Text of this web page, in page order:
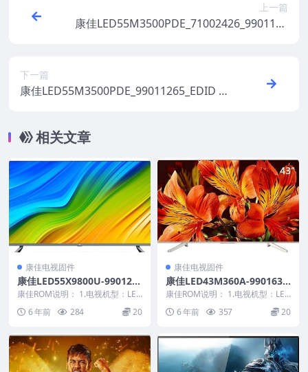
上一篇
康佳LED55M3500PDE_71002426_9901126
下一篇
康佳LED55M3500PDE_99011265_EDID 3D
相关文章
康佳电视固件
康佳LED55X9800U-990127
59-V2.1.00-72000416YT原
厂系统刷机电视固件包下载
康佳ROM说明： 1.电视机型：LED
55X9800U 2.物料号：990127...
6 年前 284 20
康佳电视固件
康佳LED43M360A-9901637
3-V2.0.03-72001186YT原厂
系统刷机电视固件包下载
康佳ROM说明： 1.电视机型：LED
43M360A 2.物料号：9901637...
6 年前 357 20